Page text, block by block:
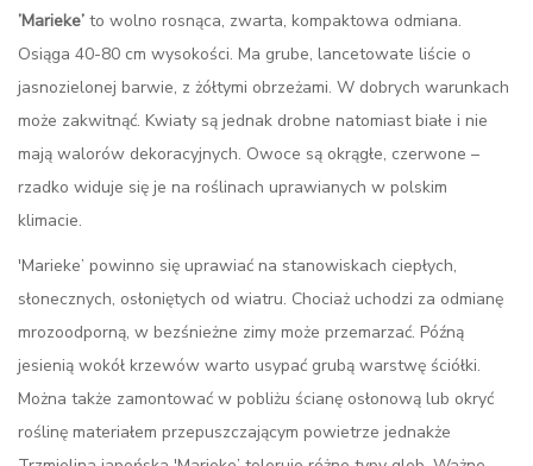
’Marieke’ to wolno rosnąca, zwarta, kompaktowa odmiana.
Osiąga 40-80 cm wysokości. Ma grube, lancetowate liście o
jasnozielonej barwie, z żółtymi obrzeżami. W dobrych warunkach
może zakwitnąć. Kwiaty są jednak drobne natomiast białe i nie
mają walorów dekoracyjnych. Owoce są okrągłe, czerwone –
rzadko widuje się je na roślinach uprawianych w polskim
klimacie.
'Marieke’ powinno się uprawiać na stanowiskach ciepłych,
słonecznych, osłoniętych od wiatru. Chociaż uchodzi za odmianę
mrozoodporną, w bezśnieżne zimy może przemarzać. Późną
jesienią wokół krzewów warto usypać grubą warstwę ściółki.
Można także zamontować w pobliżu ścianę osłonową lub okryć
roślinę materiałem przepuszczającym powietrze jednakże